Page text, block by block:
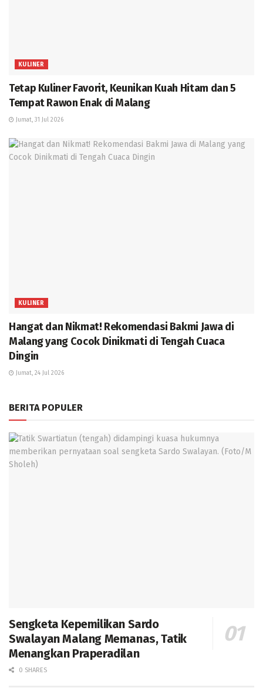
KULINER
Tetap Kuliner Favorit, Keunikan Kuah Hitam dan 5
Tempat Rawon Enak di Malang
Jumat, 31 Jul 2026
KULINER
Hangat dan Nikmat! Rekomendasi Bakmi Jawa di
Malang yang Cocok Dinikmati di Tengah Cuaca
Dingin
Jumat, 24 Jul 2026
BERITA POPULER
Sengketa Kepemilikan Sardo
Swalayan Malang Memanas, Tatik
Menangkan Praperadilan
0 SHARES